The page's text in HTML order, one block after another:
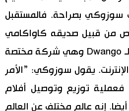
سوزوكي بصراحة. فالمستقبل
من قبيل صديقه كاواكامي
نوبوؤ المدير التنفيذي لـ Dwango وهي شركة مختصة
يقول سوزوكي: ”الأمر
فعملية توزيع وتوصيل أفلام
إنه عالم مختلف عن العالم